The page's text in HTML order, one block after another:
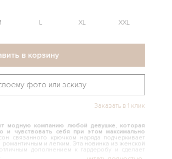
L XL
XXL
в корзину
фото или эскизу
Заказать в 1 клик
модную компанию любой девушке, которая
и чувствовать себя при этом максимально
связанного крючком наряда подчеркивает
и легким. Эта новинка из женской
дополнением к гардеробу и сделает